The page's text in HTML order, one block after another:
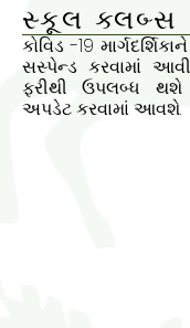
સ્કૂલ ક્લબ્સ
કોવિડ -19
સસ્પેન્ડ કરવામાં
ફરીથી ઉપલબ્ધ
અપડેટ કરવામાં આવશે.